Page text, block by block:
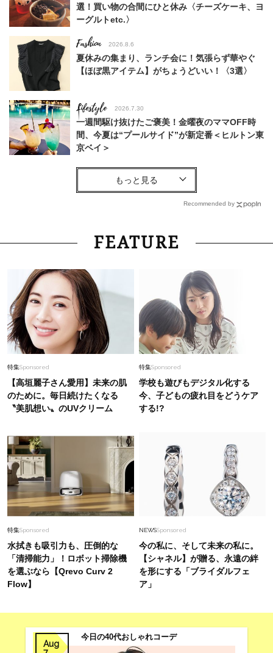
選！買い物の合間にひと休み〈チーズケーキ、ヨ
ーグルトetc.〉
Fashion 2026.8.6
夏休みの集まり、ランチ会に！気張らず華やぐ
【ほぼ黒アイテム】がちょうどいい！〈3選〉
Lifestyle 2026.7.30
一週間駆け抜けたご褒美！金曜夜のママOFF時
間、今夏は“プールサイド”が新定番＜ヒルトン東
京ベイ＞
Fashion
【大野真理子さん×佐藤佳菜子さん】が力説！
「Tシャツ苦手」なコンサバ40代、夏の正解スタ
Fashion 2026.8.6
1万円以下で手に入る！40代の真夏コーデが垢抜
Fashion
【40代夏コーデ】薄着でも地味見えしない！大
人が自信を持てる華やか服〈15選〉
流行りの「キャラトップス」を、40代がオシャ
レに着るには？＜読者スナップ3選＞
40代が「ロンT」で垢抜けるコツは？“女っぽス
カート”合わせが大正解〈コーデ２選〉
Beauty 2026.3.15
40代の“老け見え”目元〈シワ・クマ・くぼみ・
まつ毛〉に！【悩み別・名品まとめ】
Recommended by
FEATURE
特集Sponsored
【高垣麗子さん愛用】未来の肌
のために。毎日続けたくなる
〝美肌想い〟のUVクリーム
特集Sponsored
学校も遊びもデジタル化する
今、子どもの疲れ目をどうケア
する!?
特集Sponsored
水拭きも吸引力も、圧倒的な
「清掃能力」！ロボット掃除機
を選ぶなら【Qrevo Curv 2
Flow】
NEWSSponsored
今の私に、そして未来の私に。
【シャネル】が贈る、永遠の絆
を形にする「ブライダルフェ
ア」
Aug
今日の40代おしゃれコーデ